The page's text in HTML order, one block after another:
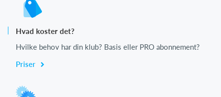
Hvad koster det?
Hvilke behov har din klub? Basis eller PRO abonnement?
Priser